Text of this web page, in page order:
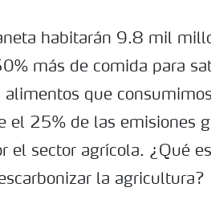
habitarán 9.8 mil
más de comida para
que
el 25% de las emisiones
el sector agrícola. ¿Qué
la agricultura?